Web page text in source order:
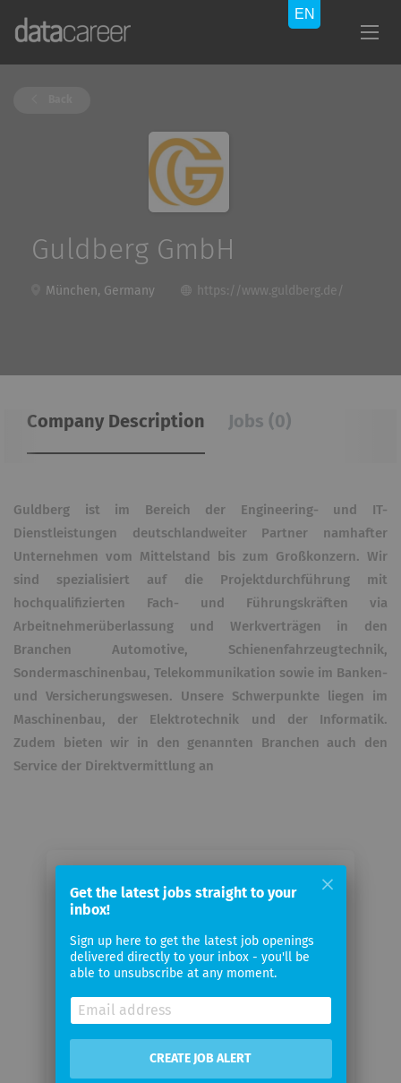
Guldberg GmbH
München, Germany https://www.guldberg.de/
Company Description Jobs (0)
Guldberg ist im Bereich der Engineering- und IT-
Dienstleistungen deutschlandweiter Partner namhafter
Unternehmen vom Mittelstand bis zum Großkonzern. Wir
sind spezialisiert auf die Projektdurchführung mit
hochqualifizierten Fach- und Führungskräften via
Arbeitnehmerüberlassung und Werkverträgen in den
Branchen Automotive, Schienenfahrzeugtechnik,
Sondermaschinenbau, Telekommunikation sowie im Banken-
und Versicherungswesen. Unsere Schwerpunkte liegen im
Maschinenbau, der Elektrotechnik und der Informatik.
Zudem bieten wir in den genannten Branchen auch den
Service der Direktvermittlung an
Email me jobs from Guldberg GmbH
Your
email
Email
frequency
Get the latest jobs straight to your
inbox!
Sign up here to get the latest job openings
delivered directly to your inbox - you'll be
able to unsubscribe at any moment.
CREATE JOB ALERT